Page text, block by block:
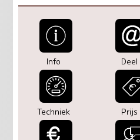
Info Deel
Techniek Prijs